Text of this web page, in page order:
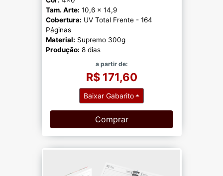
Tam. Arte: 10,6 x 14,9
Cobertura: UV Total Frente - 164
Páginas
Material: Supremo 300g
Produção: 8 dias
a partir de:
R$ 171,60
Baixar Gabarito
Comprar